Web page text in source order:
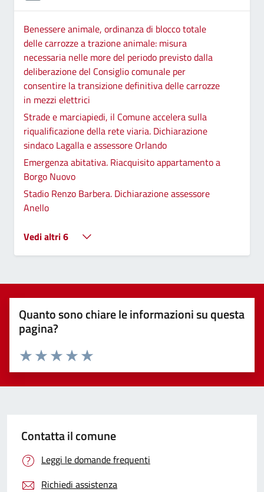
Benessere animale, ordinanza di blocco totale
delle carrozze a trazione animale: misura
necessaria nelle more del periodo previsto dalla
deliberazione del Consiglio comunale per
consentire la transizione definitiva delle carrozze
in mezzi elettrici
Strade e marciapiedi, il Comune accelera sulla
riqualificazione della rete viaria. Dichiarazione
sindaco Lagalla e assessore Orlando
Emergenza abitativa. Riacquisito appartamento a
Borgo Nuovo
Stadio Renzo Barbera. Dichiarazione assessore
Anello
Vedi altri 6
Quanto sono chiare le informazioni su questa
pagina?
Valuta 5 stelle su 5
Valuta 4 stelle su 5
Valuta 3 stelle su 5
Valuta 2 stelle su 5
Valuta 1 stelle su 5
Contatta il comune
Leggi le domande frequenti
Richiedi assistenza